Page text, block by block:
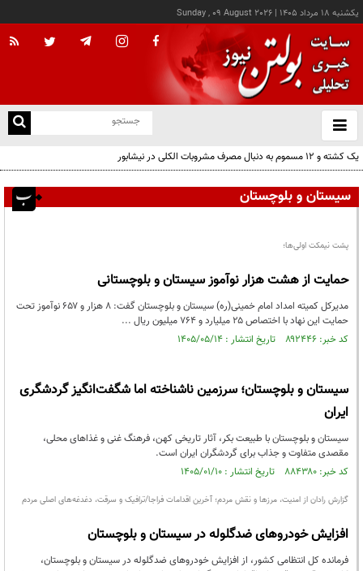
يکشنبه ۱۸ مرداد ۱۴۰۵ |
Sunday , 09 August 2026
باز
و
یک کشته و ۱۲ مسموم به دنبال مصرف مشروبات الکلی در نیشابور
سیستان و بلوچستان
پشت نیمکت اولی‌ها؛
حمایت از هشت هزار نوآموز سیستان و بلوچستانی
مدیرکل کمیته امداد امام خمینی(ره) سیستان و بلوچستان گفت: ۸ هزار و ۶۵۷ نوآموز تحت
حمایت این نهاد با اختصاص ۲۵ میلیارد و ۷۶۴ میلیون ریال ...
کد خبر: ۸۹۲۴۴۶ تاریخ انتشار : ۱۴۰۵/۰۵/۱۴
سیستان و بلوچستان؛ سرزمین ناشناخته اما شگفت‌انگیز گردشگری
ایران
سیستان و بلوچستان با طبیعت بکر، آثار تاریخی کهن، فرهنگ غنی و غذاهای محلی،
مقصدی متفاوت و جذاب برای گردشگران ایران است.
کد خبر: ۸۸۴۳۸۰ تاریخ انتشار : ۱۴۰۵/۰۱/۱۰
گزارش رادان از امنیت، مرزها و نقش مردم؛ آخرین اقدامات فراجا/ترافیک و سرقت، دغدغه‌های اصلی مردم
افزایش خودروهای ضدگلوله در سیستان و بلوچستان
فرمانده کل انتظامی کشور، از افزایش خودروهای ضدگلوله در سیستان و بلوچستان،